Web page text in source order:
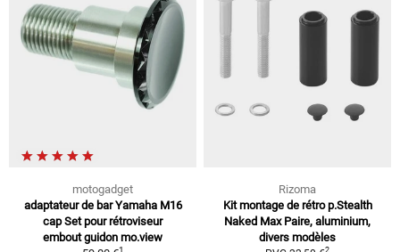
motogadget
adaptateur de bar Yamaha M16
cap Set pour rétroviseur
embout guidon mo.view
1
Rizoma
Kit montage de rétro p.Stealth
Naked Max Paire, aluminium,
divers modèles